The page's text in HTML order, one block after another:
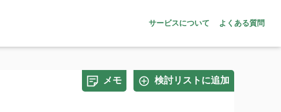
サービスについて よくある質問
メモ 検討リストに追加